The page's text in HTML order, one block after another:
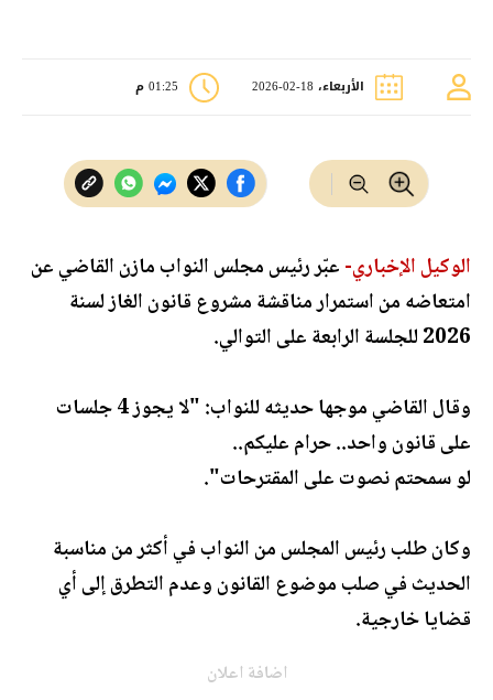
الأربعاء، 18-02-2026 01:25 م
الوكيل الإخباري-عبّر رئيس مجلس النواب مازن القاضي عن
امتعاضه من استمرار مناقشة مشروع قانون الغاز لسنة
2026 للجلسة الرابعة على التوالي.
وقال القاضي موجها حديثه للنواب: "لا يجوز 4 جلسات
على قانون واحد.. حرام عليكم..
لو سمحتم نصوت على المقترحات".
وكان طلب رئيس المجلس من النواب في أكثر من مناسبة
الحديث في صلب موضوع القانون وعدم التطرق إلى أي
قضايا خارجية.
اضافة اعلان